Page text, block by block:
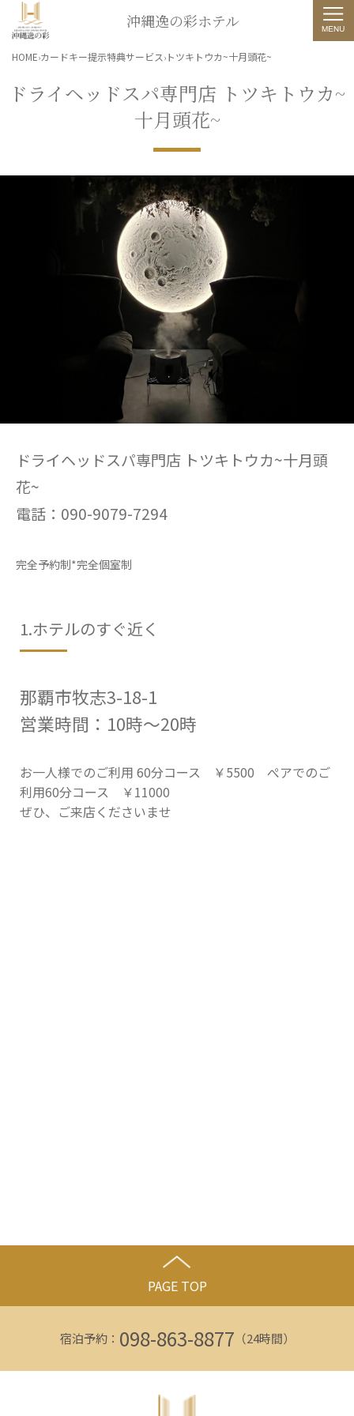
沖縄逸の彩ホテル
HOME カードキー提示特典サービス トツキトウカ~十月頭花~
ドライヘッドスパ専門店 トツキトウカ~
十月頭花~
ドライヘッドスパ専門店 トツキトウカ~十月頭
花~
電話：090-9079-7294
完全予約制*完全個室制
1.ホテルのすぐ近く
那覇市牧志3-18-1
営業時間：10時〜20時
お一人様でのご利用 60分コース ￥5500 ぺアでのご
利用60分コース ￥11000
ぜひ、ご来店くださいませ
PAGE TOP
宿泊予約： 098-863-8877 （24時間）